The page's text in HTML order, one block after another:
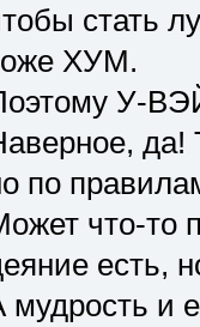
стать
ХУМ.
У-
да!
по
что-то
есть,
мудрость и